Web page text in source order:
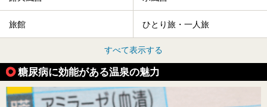
旅館 ひとり旅・一人旅
すべて表示する
糖尿病に効能がある温泉の魅力